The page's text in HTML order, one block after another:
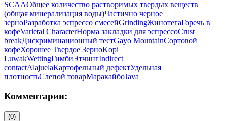
SCAAОбщее количество растворимых твердых веществ
(общая минерализация воды)Частично черное
зерноРазработка эспрессо смесейGrindingЖинотегаГоречь в
кофеVarietal CharacterНорма закладки для эспрессоCrust
breakДискриминационный тестGayo MountainСортовой
кофеХорошее Твердое ЗерноKopi
LuwakWettingГимбиЭтчингIndirect
contactAlajuelaКартофельный дефектУдельная
плотностьСлепой товарМаракайбоJava
Комментарии:
(0)